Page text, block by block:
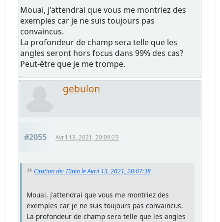
Mouai, j'attendrai que vous me montriez des
exemples car je ne suis toujours pas
convaincus.
La profondeur de champ sera telle que les
angles seront hors focus dans 99% des cas?
Peut-être que je me trompe.
gebulon
#2055 Avril 13, 2021, 20:09:23
Citation de: T0nïo le Avril 13, 2021, 20:07:38
Mouai, j'attendrai que vous me montriez des
exemples car je ne suis toujours pas convaincus.
La profondeur de champ sera telle que les angles